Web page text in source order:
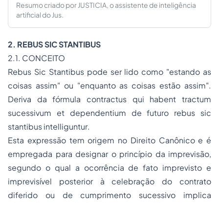
Resumo criado por JUSTICIA, o assistente de inteligência
artificial do Jus.
2. REBUS SIC STANTIBUS
2.1. CONCEITO
Rebus Sic Stantibuspode ser lido como "estando as
coisas assim" ou "enquanto as coisas estão assim".
Deriva da fórmula contractus qui habent tractum
sucessivum et dependentium de futuro rebus sic
stantibus intelliguntur.
Esta expressão tem origem no Direito Canônico e é
empregada para designar o princípio da imprevisão,
segundo o qual a ocorrência de fato imprevisto e
imprevisível posterior à celebração do contrato
diferido ou de cumprimento sucessivo implica